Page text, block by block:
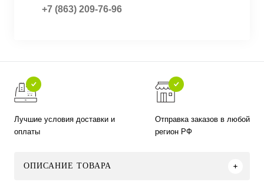
+7 (863) 209-76-96
Лучшие условия доставки и
оплаты
Отправка заказов в любой
регион РФ
ОПИСАНИЕ ТОВАРА